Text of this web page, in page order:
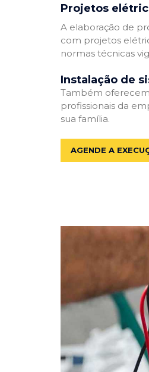
Projetos
A elaboração de
com projetos
normas técnicas
Instalação de
Também oferecem
profissionais da
sua família.
AGENDE A